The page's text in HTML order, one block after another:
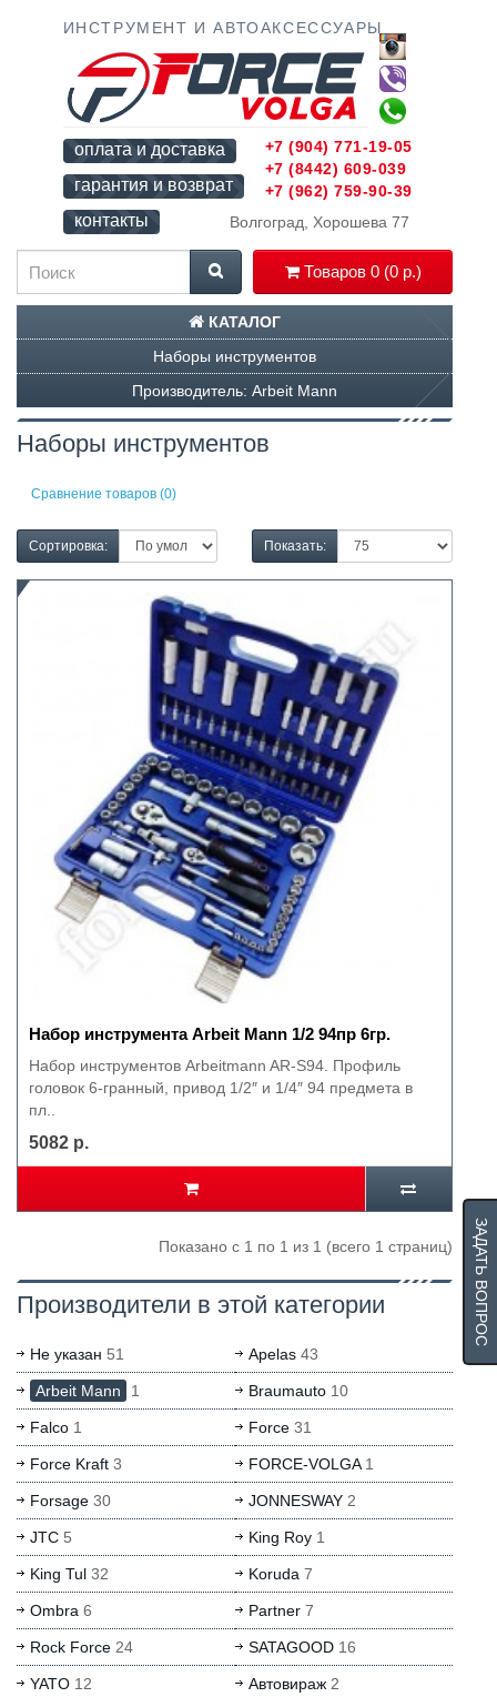
ИНСТРУМЕНТ И АВТОАКСЕССУАРЫ
оплата и доставка
гарантия и возврат
контакты
Волгоград, Хорошева 77
Товаров 0 (0 р.)
+7 (904) 771-19-05
+7 (8442) 609-039
+7 (962) 759-90-39
КАТАЛОГ
Наборы инструментов
Производитель: Arbeit Mann
Наборы инструментов
Сравнение товаров (0)
Сортировка: Показать:
Набор инструмента Arbeit Mann 1/2 94пр 6гр.
Набор инструментов Arbeitmann AR-S94. Профиль
головок 6-гранный, привод 1/2″ и 1/4″ 94 предмета в
пл..
5082 р.
Показано с 1 по 1 из 1 (всего 1 страниц)
Производители в этой категории
Не указан 51 Apelas43
Arbeit Mann 1 Braumauto10
Falco 1 Force31
Force Kraft 3 FORCE-VOLGA1
Forsage 30 JONNESWAY2
JTC 5 King Roy1
King Tul 32 Koruda 7
Ombra 6 Partner7
Rock Force 24 SATAGOOD16
YATO 12 Автовираж2
ЗАДАТЬ ВОПРОС